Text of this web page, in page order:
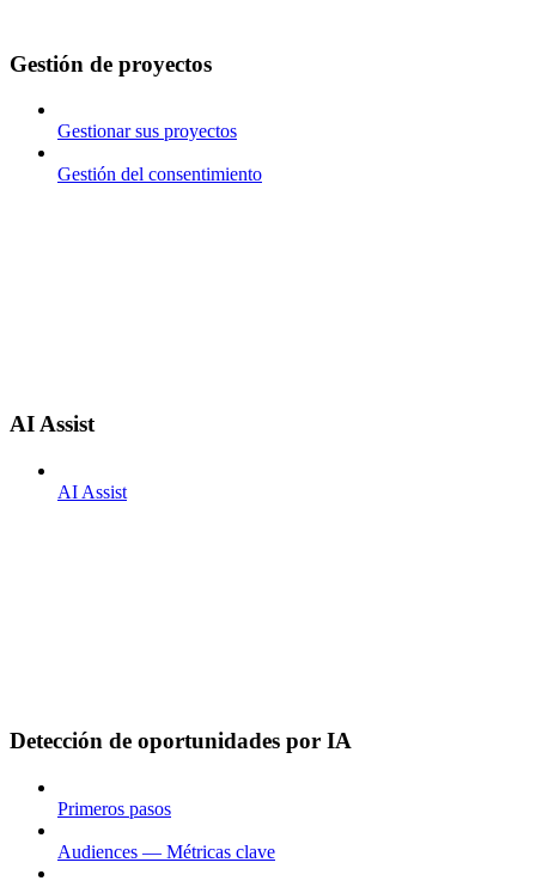
Gestión de proyectos
Gestionar sus proyectos
Gestión del consentimiento
AI Assist
AI Assist
Detección de oportunidades por IA
Primeros pasos
Audiences — Métricas clave